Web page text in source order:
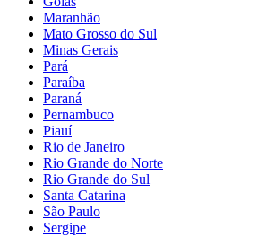
Maranhão
Mato Grosso do Sul
Minas Gerais
Pará
Paraíba
Paraná
Pernambuco
Piauí
Rio de Janeiro
Rio Grande do Norte
Rio Grande do Sul
Santa Catarina
São Paulo
Sergipe